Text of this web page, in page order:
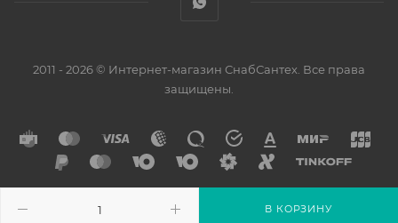
В КОРЗИНУ
2011 - 2026 © Интернет-магазин СнабСантех. Все права
защищены.